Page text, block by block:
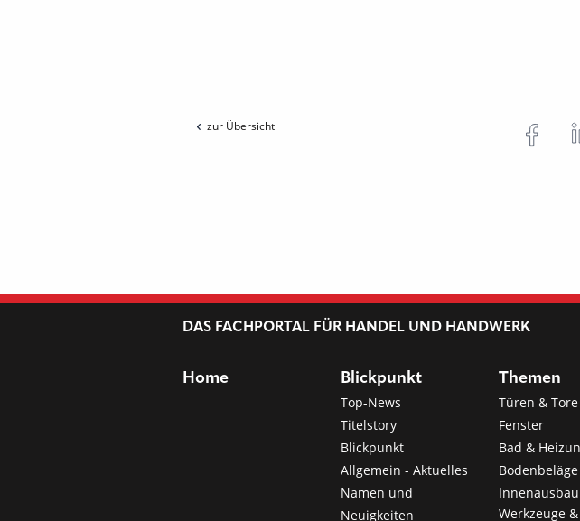
zur Übersicht
DAS FACHPORTAL FÜR HANDEL UND HANDWERK
Home Blickpunkt
Top-News
Titelstory
Blickpunkt
Allgemein - Aktuelles
Namen und
Neuigkeiten
Themen
Türen & Tore
Fenster
Bad &
Innenausbau
Werkzeuge &